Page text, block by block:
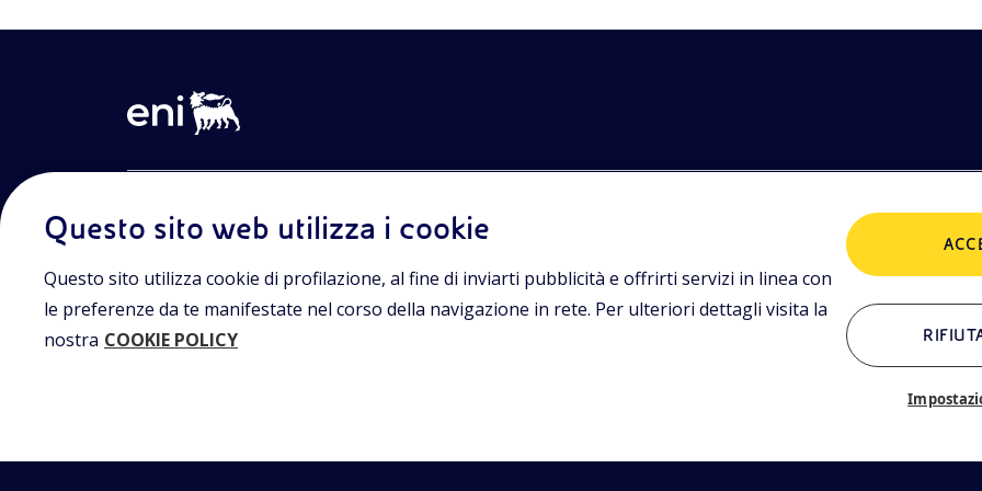
Entra nel mondo Eniscuola.Scopri gli strumenti e le metodologie
innovative per la didattica e naviga tra contenuti multimediali,
Eniscuola è una iniziativa di Eni.
Termini e condizioni
Questo sito web utilizza i cookie
Questo sito utilizza cookie di profilazione, al fine di inviarti pubblicità e offrirti servizi in linea con
le preferenze da te manifestate nel corso della navigazione in rete. Per ulteriori dettagli visita la
nostra COOKIE POLICY